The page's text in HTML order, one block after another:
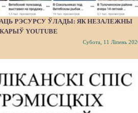
РЭСУРСУ ЎЛАДЫ: ЯК НЕЗАЛЕЖНЫ
YOUTUBE
Субота, 11 Ліпень